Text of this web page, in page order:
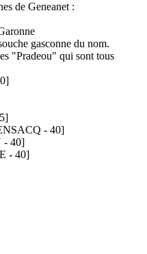
de Geneanet :
gasconne du nom.
"Pradeou" qui sont tous
- 40]
- 40]
- 40]